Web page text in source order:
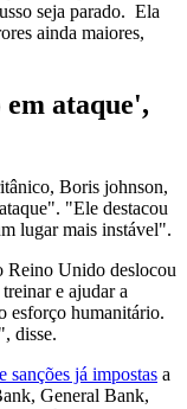
seja parado. Ela
ainda maiores,
em ataque',
Boris johnson,
"Ele destacou
lugar mais instável".
Unido deslocou
e ajudar a
esforço humanitário.
disse.
sanções já impostas a
General Bank,